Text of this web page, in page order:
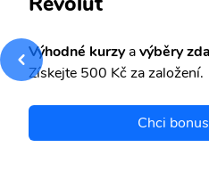
Výhodné kurzyavýběry
Získejte 500 Kč za založení.
Chci